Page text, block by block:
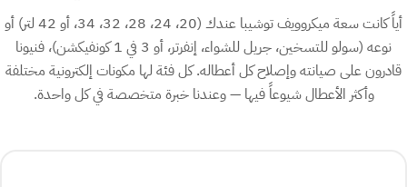
أياً كانت سعة ميكروويف توشيبا عندك (20، 24، 28، 32، 34، أو 42 لتر) أو
نوعه (سولو للتسخين، جريل للشواء، إنفرتر، أو 3 في 1 كونفيكشن)، فنيونا
قادرون على صيانته وإصلاح كل أعطاله. كل فئة لها مكونات إلكترونية مختلفة
وأكثر الأعطال شيوعاً فيها — وعندنا خبرة متخصصة في كل واحدة.